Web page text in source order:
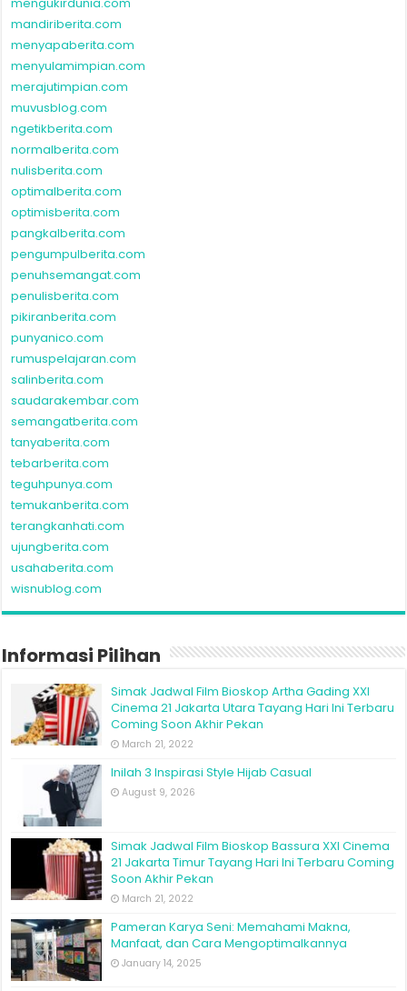
mandiriberita.com
menyapaberita.com
menyulamimpian.com
merajutimpian.com
muvusblog.com
ngetikberita.com
normalberita.com
nulisberita.com
optimalberita.com
optimisberita.com
pangkalberita.com
pengumpulberita.com
penuhsemangat.com
penulisberita.com
pikiranberita.com
punyanico.com
rumuspelajaran.com
salinberita.com
saudarakembar.com
semangatberita.com
tanyaberita.com
tebarberita.com
teguhpunya.com
temukanberita.com
terangkanhati.com
ujungberita.com
usahaberita.com
wisnublog.com
Informasi Pilihan
Simak Jadwal Film Bioskop Artha Gading XXI
Cinema 21 Jakarta Utara Tayang Hari Ini Terbaru
Coming Soon Akhir Pekan
March 21, 2022
Inilah 3 Inspirasi Style Hijab Casual
August 9, 2026
Simak Jadwal Film Bioskop Bassura XXI Cinema
21 Jakarta Timur Tayang Hari Ini Terbaru Coming
Soon Akhir Pekan
March 21, 2022
Pameran Karya Seni: Memahami Makna,
Manfaat, dan Cara Mengoptimalkannya
January 14, 2025